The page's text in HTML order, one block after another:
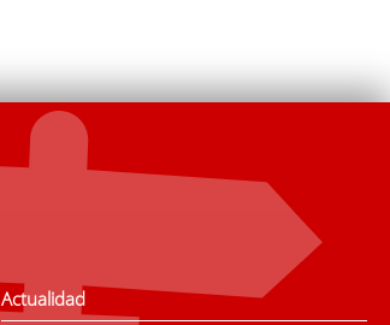
Actualidad